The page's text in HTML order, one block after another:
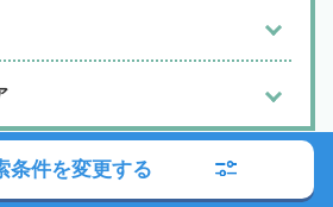
ービス」に関する ご利用上の注意
条件を変更する